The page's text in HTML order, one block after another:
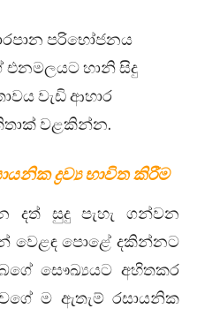
පරිභෝජනය
හානි සිදු
වැඩි ආහාර
වළකින්න.
ද්‍රව්‍ය භාවිත කිරීම
දත් සුදු පැහැ ගන්වන
වෙළඳ පොළේ දකින්නට
සෞඛ්‍යයට අහිතකර
ම ඇතැම් රසායනික